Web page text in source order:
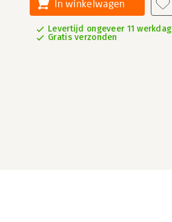
In winkelwagen
Levertijd ongeveer 11
Gratis verzonden